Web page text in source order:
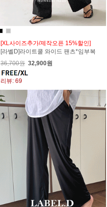
[XL사이즈추가/제작오픈 15%할인]
[라벨D]라이트쿨 와이드 팬츠*임부복
36,700원 32,900원
리뷰: 69